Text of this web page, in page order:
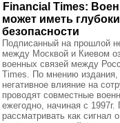
Financial Times:
может иметь
безопасности
Подписанный на прошлой
между Москвой и Киевом
военных связей между
Times. По мнению издания,
негативное влияние на
проводят совместные
ежегодно, начиная с
рассматривать как сигнал